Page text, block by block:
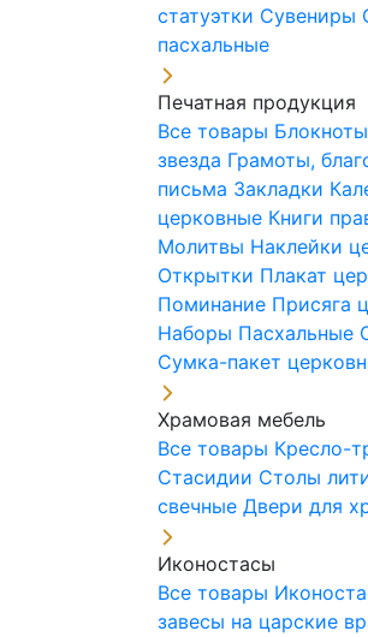
статуэтки Сувениры
пасхальные
Печатная продукция
Все товары Блокноты
звезда Грамоты,
письма Закладки
церковные Книги
Молитвы Наклейки
Открытки Плакат
Поминание Присяга
Наборы Пасхальные
Сумка-пакет
Храмовая мебель
Все товары Кресло-
Стасидии Столы
свечные Двери для
Иконостасы
Все товары
завесы на царские